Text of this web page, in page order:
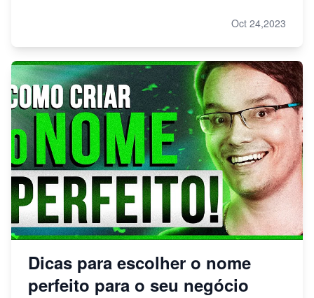
Oct 24,2023
Dicas para escolher o nome
perfeito para o seu negócio